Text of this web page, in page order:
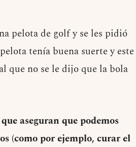
pelota de golf y se les pidió
tenía buena suerte y este
que no se le dijo que la bola
aseguran que podemos
(como por ejemplo, curar el